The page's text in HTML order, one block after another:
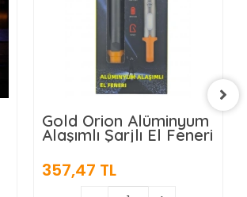
Matematik İşlem
Rulosu (Tek İşlem
Seçenekli)
Egonex
39,72 TL